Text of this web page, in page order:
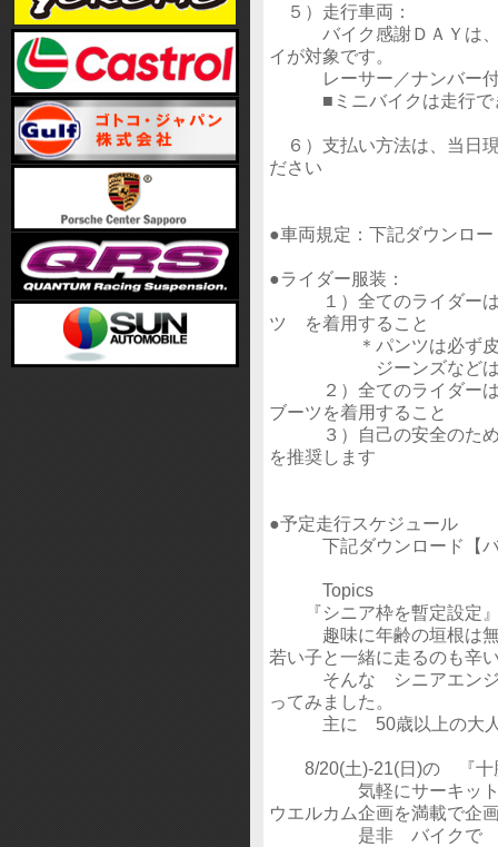
５）走行車両：
バイク感謝ＤＡＹは、
イが対象です。
レーサー／ナンバー
■ミニバイクは走行でき
６）支払い方法は、当日
ださい
●車両規定：下記ダウンロ
●ライダー服装：
１）全てのライダーは
ツ を着用すること
＊パンツは必ず皮製
ジーンズなどは転倒
２）全てのライダーは
ブーツを着用すること
３）自己の安全のため
を推奨します
●予定走行スケジュール
下記ダウンロード【
Topics
『シニア枠を暫定設
趣味に年齢の垣根は無
若い子と一緒に走るのも辛
そんな シニアエンジョ
ってみました。
主に 50歳以上の大人の
8/20(土)-21(日)の 『十
気軽にサーキットを楽
ウエルカム企画を満載で企
是非 バイクで サー